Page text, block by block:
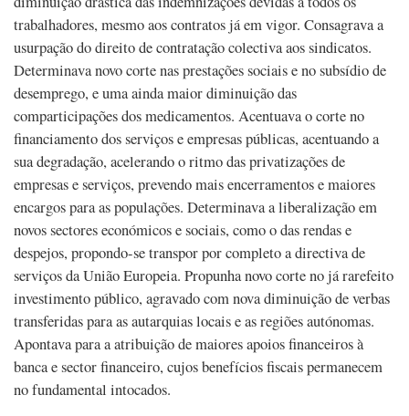
trabalhadores, mesmo aos contratos já em vigor. Consagrava a
usurpação do direito de contratação colectiva aos sindicatos.
Determinava novo corte nas prestações sociais e no subsídio de
desemprego, e uma ainda maior diminuição das
comparticipações dos medicamentos. Acentuava o corte no
financiamento dos serviços e empresas públicas, acentuando a
sua degradação, acelerando o ritmo das privatizações de
empresas e serviços, prevendo mais encerramentos e maiores
encargos para as populações. Determinava a liberalização em
novos sectores económicos e sociais, como o das rendas e
despejos, propondo-se transpor por completo a directiva de
serviços da União Europeia. Propunha novo corte no já rarefeito
investimento público, agravado com nova diminuição de verbas
transferidas para as autarquias locais e as regiões autónomas.
Apontava para a atribuição de maiores apoios financeiros à
banca e sector financeiro, cujos benefícios fiscais permanecem
no fundamental intocados.